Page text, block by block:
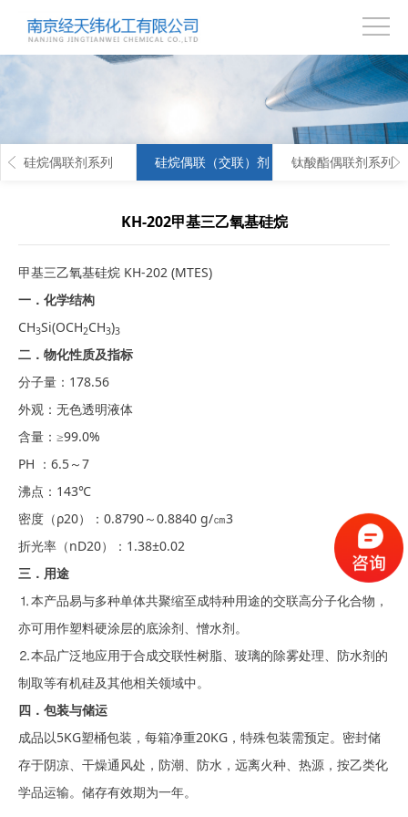
页
关
我
品
硅烷偶联剂系列 硅烷偶联（交联）剂 钛酸酯偶联剂系列
KH-202甲基三乙氧基硅烷
甲基三乙氧基硅烷 KH-202 (MTES)
一．化学结构
CH3Si(OCH2CH3)3
二．物化性质及指标
分子量：178.56
外观：无色透明液体
含量：≥99.0%
PH ：6.5～7
沸点：143℃
密度（ρ20）：0.8790～0.8840 g/㎝3
折光率（nD20）：1.38±0.02
三．用途
⒈本产品易与多种单体共聚缩至成特种用途的交联高分子化合物，
亦可用作塑料硬涂层的底涂剂、憎水剂。
⒉本品广泛地应用于合成交联性树脂、玻璃的除雾处理、防水剂的
制取等有机硅及其他相关领域中。
四．包装与储运
成品以5KG塑桶包装，每箱净重20KG，特殊包装需预定。密封储
存于阴凉、干燥通风处，防潮、防水，远离火种、热源，按乙类化
学品运输。储存有效期为一年。